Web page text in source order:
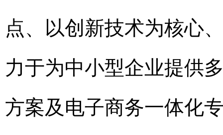
点、以创新技术为核心
力于为中小型企业提供
方案及电子商务一体化